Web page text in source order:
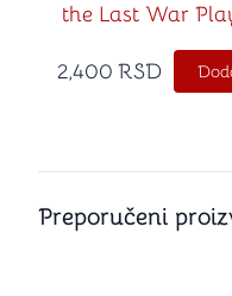
the Last War
2,400 RSD
Preporučeni